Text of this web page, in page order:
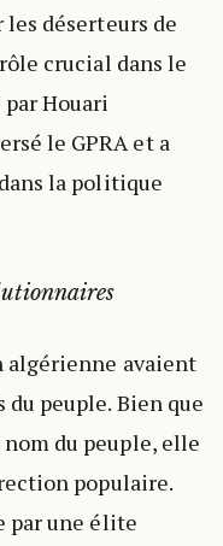
déserteurs de
crucial dans le
par Houari
le GPRA et a
la politique
algérienne avaient
peuple. Bien que
du peuple, elle
populaire.
par une élite